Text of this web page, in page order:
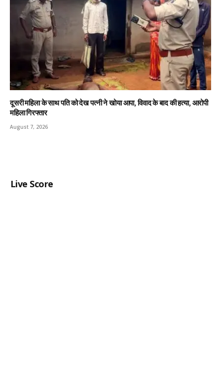
दूसरी महिला के साथ पति को देख पत्नी ने खोया आपा, विवाद के बाद की हत्या, आरोपी
महिला गिरफ्तार
August 7, 2026
Live Score